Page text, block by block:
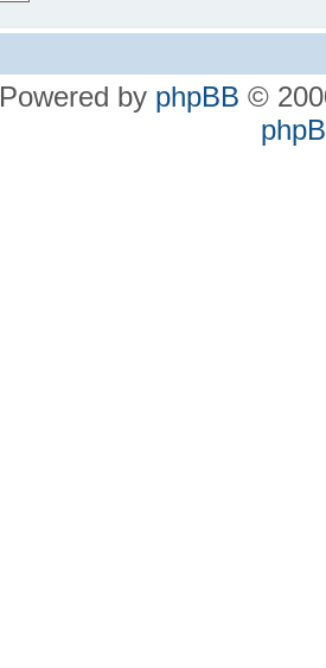
Powered by phpBB ©